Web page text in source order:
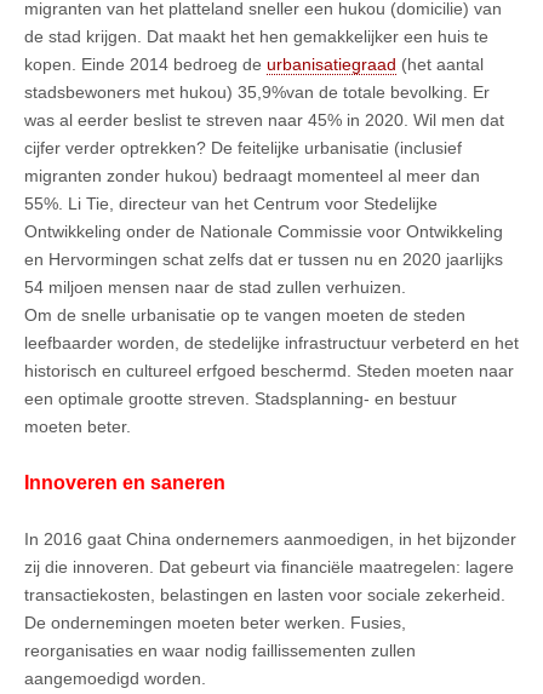
migranten van het platteland sneller een hukou (domicilie) van
de stad krijgen. Dat maakt het hen gemakkelijker een huis te
kopen. Einde 2014 bedroeg de urbanisatiegraad (het aantal
stadsbewoners met hukou) 35,9%van de totale bevolking. Er
was al eerder beslist te streven naar 45% in 2020. Wil men dat
cijfer verder optrekken? De feitelijke urbanisatie (inclusief
migranten zonder hukou) bedraagt momenteel al meer dan
55%. Li Tie, directeur van het Centrum voor Stedelijke
Ontwikkeling onder de Nationale Commissie voor Ontwikkeling
en Hervormingen schat zelfs dat er tussen nu en 2020 jaarlijks
54 miljoen mensen naar de stad zullen verhuizen.
Om de snelle urbanisatie op te vangen moeten de steden
leefbaarder worden, de stedelijke infrastructuur verbeterd en het
historisch en cultureel erfgoed beschermd. Steden moeten naar
een optimale grootte streven. Stadsplanning- en bestuur
moeten beter.
Innoveren en saneren
In 2016 gaat China ondernemers aanmoedigen, in het bijzonder
zij die innoveren. Dat gebeurt via financiële maatregelen: lagere
transactiekosten, belastingen en lasten voor sociale zekerheid.
De ondernemingen moeten beter werken. Fusies,
reorganisaties en waar nodig faillissementen zullen
aangemoedigd worden.